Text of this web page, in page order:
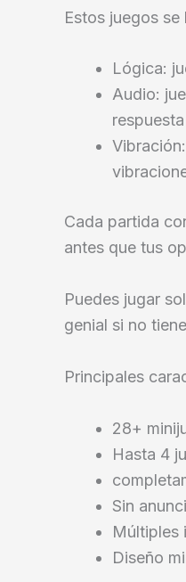
Estos juegos
Lógica:
Audio:
Cada partida
antes que tus
Puedes jugar
genial si no
Principales
28+
Hasta 4
Sin
Múltiples
Diseño